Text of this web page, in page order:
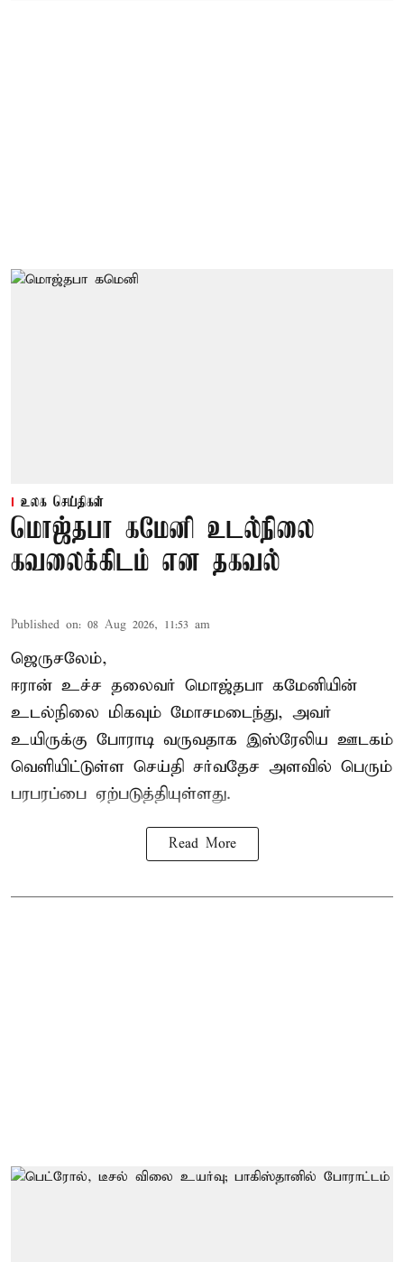
உலக செய்திகள்
மொஜ்தபா கமேனி உடல்நிலை
கவலைக்கிடம் என தகவல்
Published on: 08 Aug 2026, 11:53 am
ஜெருசலேம்,
ஈரான் உச்ச தலைவர் மொஜ்தபா கமேனியின்
உடல்நிலை மிகவும் மோசமடைந்து, அவர்
உயிருக்கு போராடி வருவதாக இஸ்ரேலிய ஊடகம்
வெளியிட்டுள்ள செய்தி சர்வதேச அளவில் பெரும்
பரபரப்பை ஏற்படுத்தியுள்ளது.
Read More